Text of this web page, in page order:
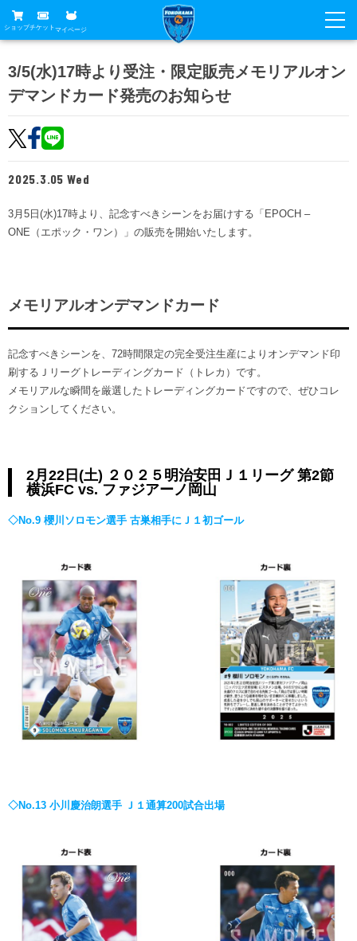
ショップチケット マイページ
グッズ
ホームタウン
トップチーム
メディア
試合
試合日程
チケット
チケットガイド
席種・価格表
チケット購入方法
ニッパツシート
チーム
選手・スタッフ
観戦ガイド
クラブ概要
フリ丸のページ
ヒストリー
サステナビリティ
ニッパツ横浜FCシーガルズ
ゲームスチュワード
ファン
クラブメンバー
スタータークラブ
オリジナルビール
育成ビジョン
試合日程・結果
アカデミースタッフ
チアスクール
パートナー
お問い合わせ
3/5(水)17時より受注・限定販売メモリアルオン
デマンドカード発売のお知らせ
2025.3.05 Wed
3月5日(水)17時より、記念すべきシーンをお届けする「EPOCH –
ONE（エポック・ワン）」の販売を開始いたします。
メモリアルオンデマンドカード
記念すべきシーンを、72時間限定の完全受注生産によりオンデマンド印
刷するＪリーグトレーディングカード（トレカ）です。
メモリアルな瞬間を厳選したトレーディングカードですので、ぜひコレ
クションしてください。
2月22日(土) ２０２５明治安田Ｊ１リーグ 第2節
横浜FC vs. ファジアーノ岡山
◇No.9 櫻川ソロモン選手 古巣相手にＪ１初ゴール
◇No.13 小川慶治朗選手 Ｊ１通算200試合出場